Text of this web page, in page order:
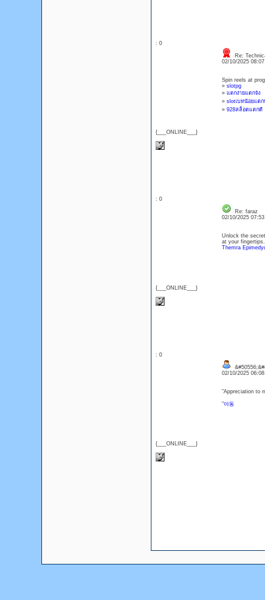
: 0
{___ONLINE___}
Re:
02/10/2025
Spin reels at
» slotpg
» แตกง่ายแตกจัง
» slotเบทน้อยแตก
» 928สล็อตแตกดี
: 0
{___ONLINE___}
Re: faraz
02/10/2025
Unlock the
at your fingertips.
Themra
: 0
{___ONLINE___}
02/10/2025
"Appreciation to
"야동